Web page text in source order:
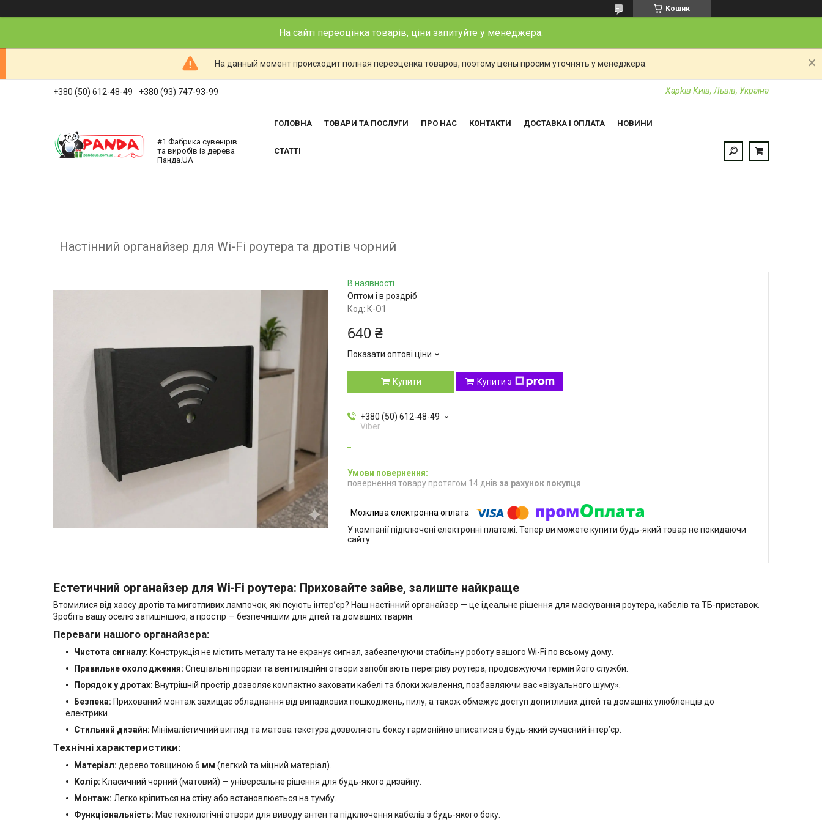
Кошик
На сайті переоцінка товарів, ціни запитуйте у менеджера.
На данный момент происходит полная переоценка товаров, поэтому цены просим уточнять у менеджера.
+380 (50) 612-48-49 +380 (93) 747-93-99 Харkiв Київ, Львів, Україна
#1 Фабрика сувенірів
та виробів із дерева
Панда.UA
ГОЛОВНА ТОВАРИ ТА ПОСЛУГИ ПРО НАС КОНТАКТИ ДОСТАВКА І ОПЛАТА НОВИНИ
СТАТТІ
Настінний органайзер для Wi-Fi роутера та дротів чорний
В наявності
Оптом і в роздріб
Код: К-О1
640 ₴
Показати оптові ціни
Купити Купити з
+380 (50) 612-48-49
Viber
повернення товару протягом 14 днів за рахунок покупця
У компанії підключені електронні платежі. Тепер ви можете купити будь-який товар не покидаючи
сайту.
Естетичний органайзер для Wi-Fi роутера: Приховайте зайве, залиште найкраще
Втомилися від хаосу дротів та миготливих лампочок, які псують інтер’єр? Наш настінний органайзер — це ідеальне рішення для маскування роутера, кабелів та ТБ-приставок.
Зробіть вашу оселю затишнішою, а простір — безпечнішим для дітей та домашніх тварин.
Переваги нашого органайзера:
Чистота сигналу: Конструкція не містить металу та не екранує сигнал, забезпечуючи стабільну роботу вашого Wi-Fi по всьому дому.
Правильне охолодження: Спеціальні прорізи та вентиляційні отвори запобігають перегріву роутера, продовжуючи термін його служби.
Порядок у дротах: Внутрішній простір дозволяє компактно заховати кабелі та блоки живлення, позбавляючи вас «візуального шуму».
Безпека: Прихований монтаж захищає обладнання від випадкових пошкоджень, пилу, а також обмежує доступ допитливих дітей та домашніх улюбленців до
електрики.
Стильний дизайн: Мінімалістичний вигляд та матова текстура дозволяють боксу гармонійно вписатися в будь-який сучасний інтер’єр.
Технічні характеристики:
Матеріал: дерево товщиною 6 мм (легкий та міцний матеріал).
Колір: Класичний чорний (матовий) — універсальне рішення для будь-якого дизайну.
Монтаж: Легко кріпиться на стіну або встановлюється на тумбу.
Функціональність: Має технологічні отвори для виводу антен та підключення кабелів з будь-якого боку.